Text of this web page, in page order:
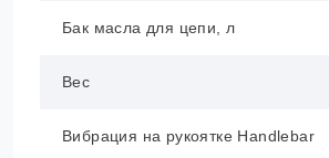
Бак масла для цепи, л
Вес
Вибрация на рукоятке Handlebar